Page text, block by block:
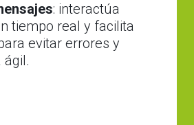
: interactúa
tiempo real y facilita
evitar errores y